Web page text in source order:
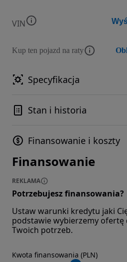
VIN
Kup ten pojazd na raty
Specyfikacja
Stan i historia
Finansowanie i koszty
Finansowanie
REKLAMA
Potrzebujesz finansowania?
Ustaw warunki kredytu jaki
podstawie wybierzemy ofertę
Twoich potrzeb.
Kwota finansowania (PLN)